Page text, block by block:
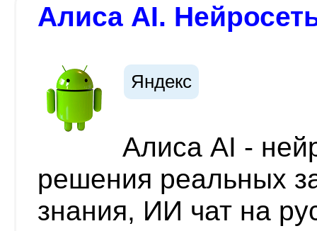
Алиса AI.
Яндекс
Алиса AI -
решения реальных
знания, ИИ чат на